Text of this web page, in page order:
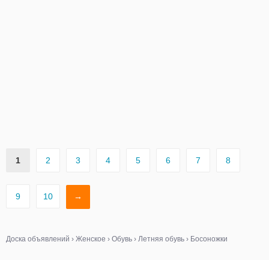
1 2 3 4 5 6 7 8
9 10 →
Доска объявлений › Женское › Обувь › Летняя обувь › Босоножки